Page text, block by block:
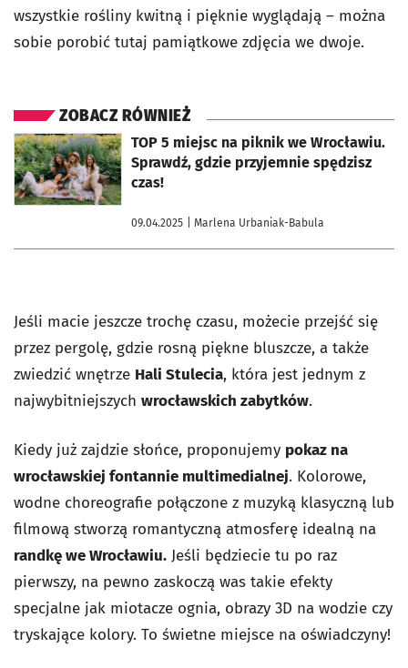
wszystkie rośliny kwitną i pięknie wyglądają – można
sobie porobić tutaj pamiątkowe zdjęcia we dwoje.
ZOBACZ RÓWNIEŻ
TOP 5 miejsc na piknik we Wrocławiu.
Sprawdź, gdzie przyjemnie spędzisz
czas!
09.04.2025 | Marlena Urbaniak-Babula
otworzy się w nowej karcie
Jeśli macie jeszcze trochę czasu, możecie przejść się
przez pergolę, gdzie rosną piękne bluszcze, a także
zwiedzić wnętrze Hali Stulecia, która jest jednym z
najwybitniejszych wrocławskich zabytków.
Kiedy już zajdzie słońce, proponujemy pokaz na
wrocławskiej fontannie multimedialnej. Kolorowe,
wodne choreografie połączone z muzyką klasyczną lub
filmową stworzą romantyczną atmosferę idealną na
randkę we Wrocławiu. Jeśli będziecie tu po raz
pierwszy, na pewno zaskoczą was takie efekty
specjalne jak miotacze ognia, obrazy 3D na wodzie czy
tryskające kolory. To świetne miejsce na oświadczyny!